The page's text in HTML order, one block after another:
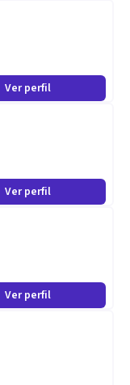
Ver perfil
Ver perfil
Ver perfil